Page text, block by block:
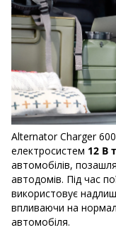
Alternator Charger
електросистем 12 В
автомобілів,
автодомів. Під час
використовує
впливаючи на
автомобіля.